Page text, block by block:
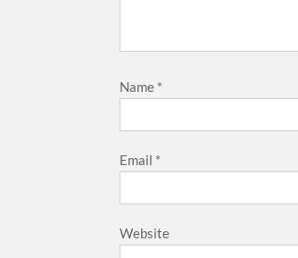
Name *
Email *
Website